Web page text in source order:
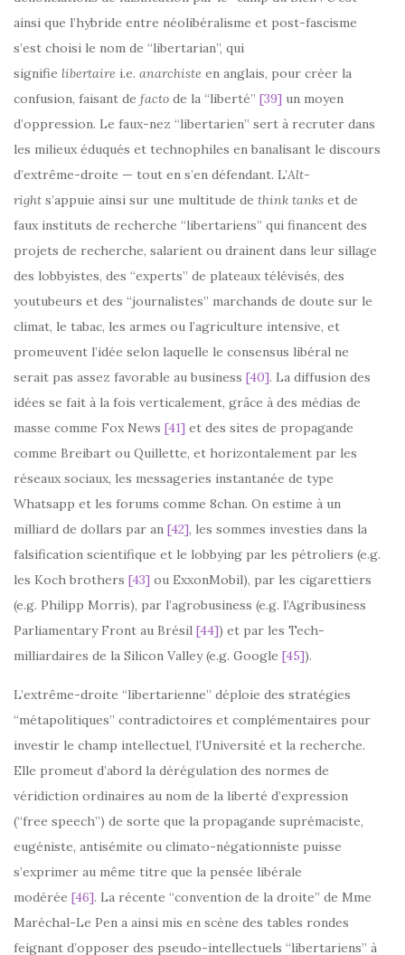
ainsi que l’hybride entre néolibéralisme et post-fascisme
s’est choisi le nom de “libertarian”, qui
signifie libertaire i.e. anarchiste en anglais, pour créer la
confusion, faisant de facto de la “liberté” [39] un moyen
d’oppression. Le faux-nez “libertarien” sert à recruter dans
les milieux éduqués et technophiles en banalisant le discours
d’extrême-droite — tout en s’en défendant. L’Alt-
right s’appuie ainsi sur une multitude de think tanks et de
faux instituts de recherche “libertariens” qui financent des
projets de recherche, salarient ou drainent dans leur sillage
des lobbyistes, des “experts” de plateaux télévisés, des
youtubeurs et des “journalistes” marchands de doute sur le
climat, le tabac, les armes ou l’agriculture intensive, et
promeuvent l’idée selon laquelle le consensus libéral ne
serait pas assez favorable au business [40]. La diffusion des
idées se fait à la fois verticalement, grâce à des médias de
masse comme Fox News [41] et des sites de propagande
comme Breibart ou Quillette, et horizontalement par les
réseaux sociaux, les messageries instantanée de type
Whatsapp et les forums comme 8chan. On estime à un
milliard de dollars par an [42], les sommes investies dans la
falsification scientifique et le lobbying par les pétroliers (e.g.
les Koch brothers [43] ou ExxonMobil), par les cigarettiers
(e.g. Philipp Morris), par l’agrobusiness (e.g. l’Agribusiness
Parliamentary Front au Brésil [44]) et par les Tech-
milliardaires de la Silicon Valley (e.g. Google [45]).
L’extrême-droite “libertarienne” déploie des stratégies
“métapolitiques” contradictoires et complémentaires pour
investir le champ intellectuel, l’Université et la recherche.
Elle promeut d’abord la dérégulation des normes de
véridiction ordinaires au nom de la liberté d’expression
(“free speech”) de sorte que la propagande suprémaciste,
eugéniste, antisémite ou climato-négationniste puisse
s’exprimer au même titre que la pensée libérale
modérée [46]. La récente “convention de la droite” de Mme
Maréchal-Le Pen a ainsi mis en scène des tables rondes
feignant d’opposer des pseudo-intellectuels “libertariens” à